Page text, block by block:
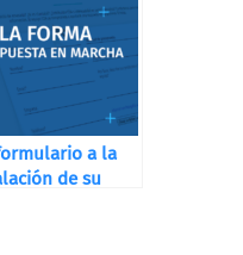
a la
de su